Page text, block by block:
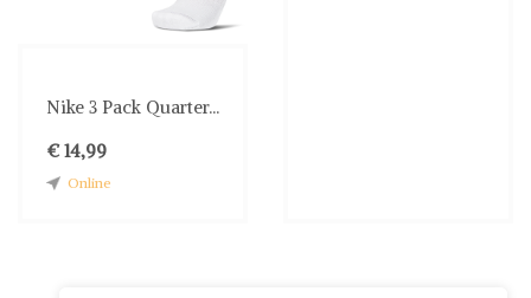
Nike 3 Pack Quarter...
€ 14,99
Online